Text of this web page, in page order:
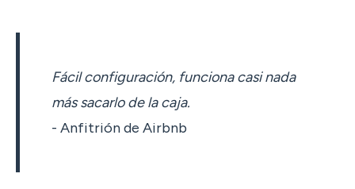
Fácil configuración, funciona casi nada
más sacarlo de la caja.
- Anfitrión de Airbnb